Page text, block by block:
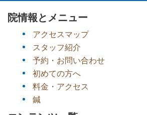
院情報とメニュー
アクセスマップ
スタッフ紹介
予約・お問い合わせ
初めての方へ
料金・アクセス
鍼